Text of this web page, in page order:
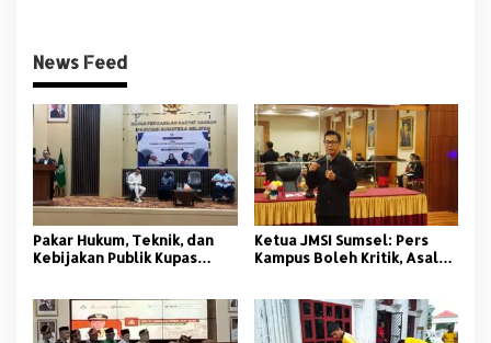
News Feed
Pakar Hukum, Teknik, dan
Kebijakan Publik Kupas
Ketua JMSI Sumsel: Pers
Kampus Boleh Kritik, Asal